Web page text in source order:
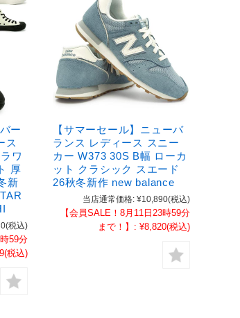
ー
ス
ワ
厚
新
(税込)
59分
(税込)
【サマーセール】ニューバ
ランス レディース スニー
カー W373 30S B幅 ローカ
ット クラシック スエード
26秋冬新作 new balance
当店通常価格: ¥10,890(税込)
【会員SALE！8月11日23時59分
まで！】: ¥8,820(税込)